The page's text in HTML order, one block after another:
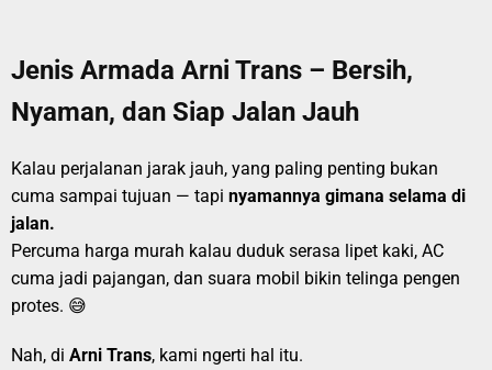
Jenis Armada Arni Trans – Bersih,
Nyaman, dan Siap Jalan Jauh
Kalau perjalanan jarak jauh, yang paling penting bukan
cuma sampai tujuan — tapi nyamannya gimana selama di
jalan.
Percuma harga murah kalau duduk serasa lipet kaki, AC
cuma jadi pajangan, dan suara mobil bikin telinga pengen
protes. 😅
Nah, di Arni Trans, kami ngerti hal itu.